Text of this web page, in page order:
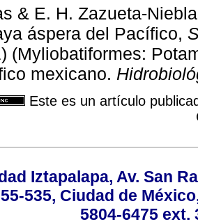
& E. H. Zazueta-
áspera del Pacífico,
(Myliobatiformes:
mexicano.
Este es un artículo
Iztapalapa, Av. San
55-535, Ciudad de
5804-6475 ext.